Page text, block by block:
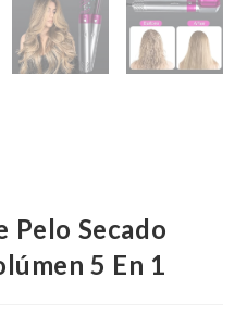
Pelo Secado
5 En 1